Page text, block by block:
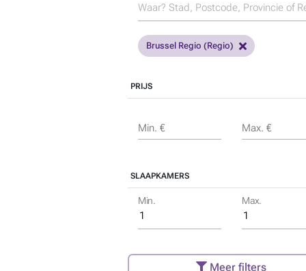
Brussel Regio (Regio)
PRIJS
Min. € Max. €
SLAAPKAMERS
Min. Max.
Meer filters